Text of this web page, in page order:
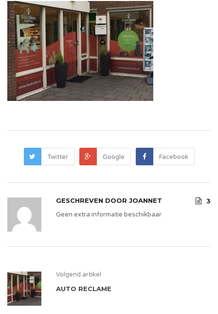
Twitter Google Facebook
GESCHREVEN DOOR JOANNET
3
Geen extra informatie beschikbaar
Volgend artikel
AUTO RECLAME